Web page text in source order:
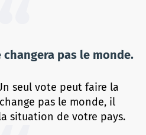
pas le monde.
seul vote peut faire la
pas le monde, il
situation de votre pays.